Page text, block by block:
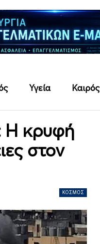
Υγεία Καιρός
Η κρυφή
στον
ΚΌΣΜΟΣ